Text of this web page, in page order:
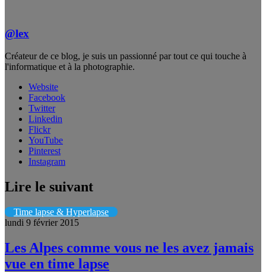
@lex
Créateur de ce blog, je suis un passionné par tout ce qui touche à
l'informatique et à la photographie.
Website
Facebook
Twitter
Linkedin
Flickr
YouTube
Pinterest
Instagram
Lire le suivant
Time lapse & Hyperlapse
lundi 9 février 2015
Les Alpes comme vous ne les avez jamais
vue en time lapse